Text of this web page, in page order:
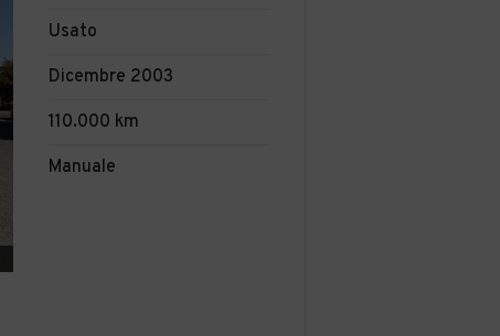
Usato
Dicembre 2003
110.000 km
Manuale